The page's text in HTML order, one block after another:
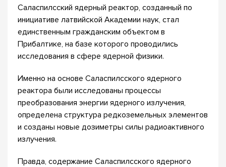
Саласпилсский ядерный реактор, созданный по
инициативе латвийской Академии наук, стал
единственным гражданским объектом в
Прибалтике, на базе которого проводились
исследования в сфере ядерной физики.
Именно на основе Саласпилсского ядерного
реактора были исследованы процессы
преобразования энергии ядерного излучения,
определена структура редкоземельных элементов
и созданы новые дозиметры силы радиоактивного
излучения.
Правда, содержание Саласпилсского ядерного